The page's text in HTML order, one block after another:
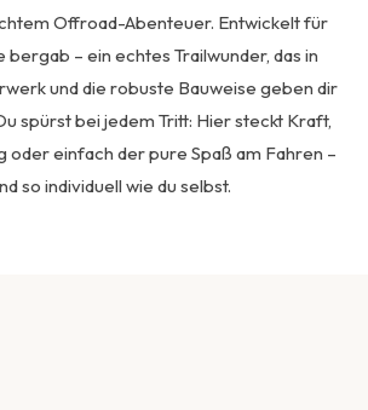
Offroad-Abenteuer. Entwickelt für
– ein echtes Trailwunder, das in
und die robuste Bauweise geben dir
spürst bei jedem Tritt: Hier steckt Kraft,
einfach der pure Spaß am Fahren –
so individuell wie du selbst.